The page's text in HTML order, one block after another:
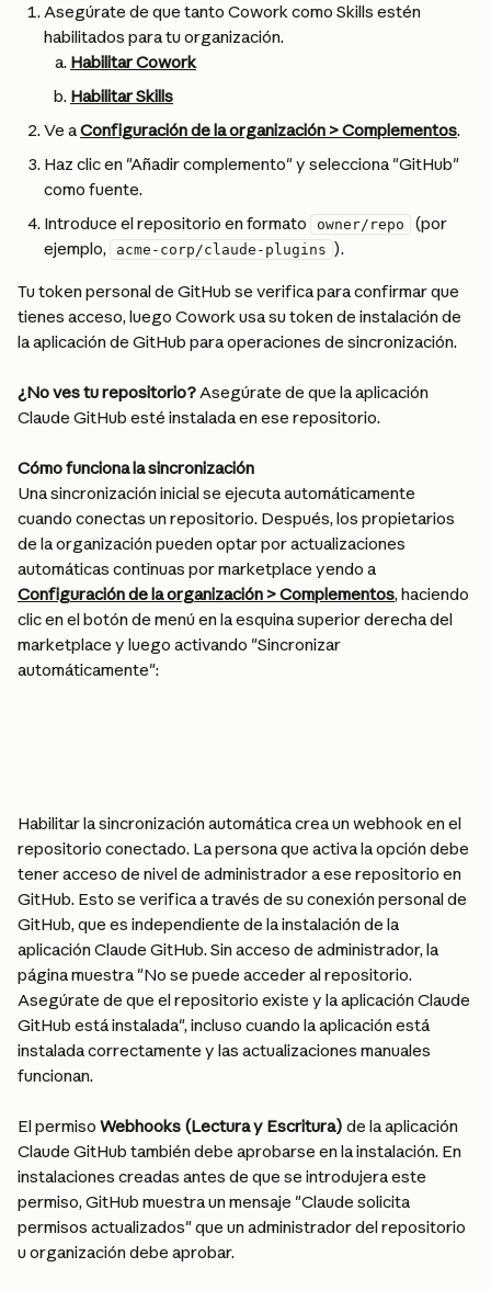
Asegúrate de que tanto Cowork como Skills estén
habilitados para tu organización.
Habilitar Cowork
Habilitar Skills
Ve a Configuración de la organización > Complementos.
Haz clic en "Añadir complemento" y selecciona "GitHub"
como fuente.
Introduce el repositorio en formato
owner/repo
(por
ejemplo,
acme-corp/claude-plugins ).
Tu token personal de GitHub se verifica para confirmar que
tienes acceso, luego Cowork usa su token de instalación de
la aplicación de GitHub para operaciones de sincronización.
¿No ves tu repositorio? Asegúrate de que la aplicación
Claude GitHub esté instalada en ese repositorio.
Cómo funciona la sincronización
Una sincronización inicial se ejecuta automáticamente
cuando conectas un repositorio. Después, los propietarios
de la organización pueden optar por actualizaciones
automáticas continuas por marketplace yendo a
Configuración de la organización > Complementos, haciendo
clic en el botón de menú en la esquina superior derecha del
marketplace y luego activando "Sincronizar
automáticamente":
Habilitar la sincronización automática crea un webhook en el
repositorio conectado. La persona que activa la opción debe
tener acceso de nivel de administrador a ese repositorio en
GitHub. Esto se verifica a través de su conexión personal de
GitHub, que es independiente de la instalación de la
aplicación Claude GitHub. Sin acceso de administrador, la
página muestra "No se puede acceder al repositorio.
Asegúrate de que el repositorio existe y la aplicación Claude
GitHub está instalada", incluso cuando la aplicación está
instalada correctamente y las actualizaciones manuales
funcionan.
El permiso Webhooks (Lectura y Escritura) de la aplicación
Claude GitHub también debe aprobarse en la instalación. En
instalaciones creadas antes de que se introdujera este
permiso, GitHub muestra un mensaje "Claude solicita
permisos actualizados" que un administrador del repositorio
u organización debe aprobar.